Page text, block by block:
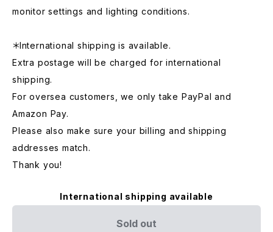
monitor settings and lighting conditions.
＊International shipping is available.
Extra postage will be charged for international
shipping.
For oversea customers, we only take PayPal and
Amazon Pay.
Please also make sure your billing and shipping
addresses match.
Thank you!
International shipping available
Sold out